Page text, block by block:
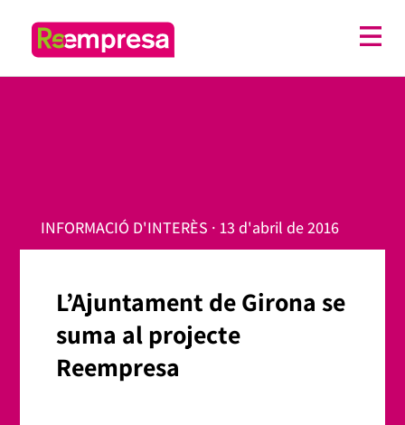
INFORMACIÓ D'INTERÈS · 13 d'abril de 2016
L’Ajuntament de Girona se
suma al projecte
Reempresa